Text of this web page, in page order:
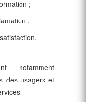
;
;
notamment
des usagers et